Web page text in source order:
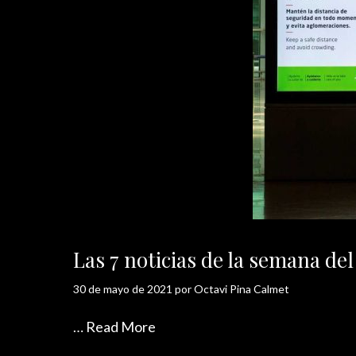
Las 7 noticias de la semana
30 de mayo de 2021 porOctavi Pina Calmet
… Read More